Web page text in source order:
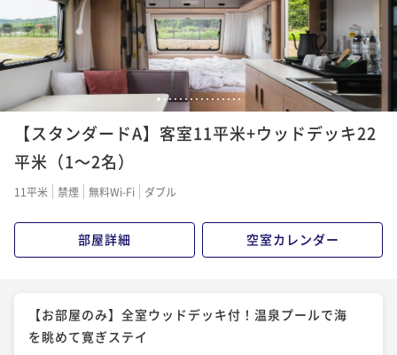
1 234567 8 9 10 11 12 13 14 15 16
【スタンダードA】客室11平米+ウッドデッキ22
平米（1～2名）
11平米 禁煙 無料Wi-Fi ダブル
部屋詳細 空室カレンダー
【お部屋のみ】全室ウッドデッキ付！温泉プールで海
を眺めて寛ぎステイ